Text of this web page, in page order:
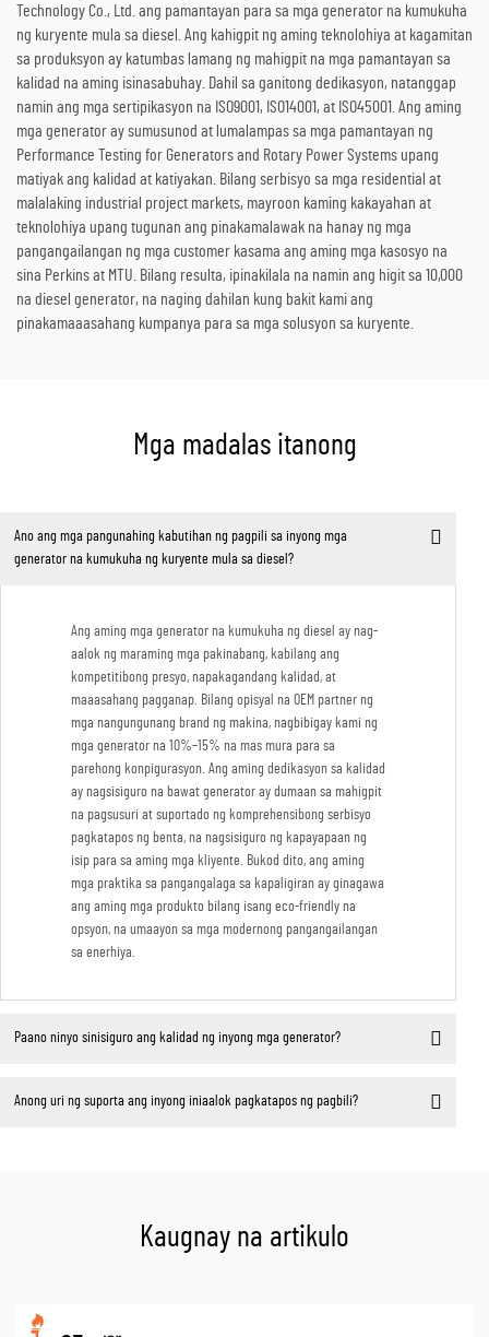
Technology Co., Ltd. ang pamantayan para sa mga generator na kumukuha
ng kuryente mula sa diesel. Ang kahigpit ng aming teknolohiya at kagamitan
sa produksyon ay katumbas lamang ng mahigpit na mga pamantayan sa
kalidad na aming isinasabuhay. Dahil sa ganitong dedikasyon, natanggap
namin ang mga sertipikasyon na ISO9001, ISO14001, at ISO45001. Ang aming
mga generator ay sumusunod at lumalampas sa mga pamantayan ng
Performance Testing for Generators and Rotary Power Systems upang
matiyak ang kalidad at katiyakan. Bilang serbisyo sa mga residential at
malalaking industrial project markets, mayroon kaming kakayahan at
teknolohiya upang tugunan ang pinakamalawak na hanay ng mga
pangangailangan ng mga customer kasama ang aming mga kasosyo na
sina Perkins at MTU. Bilang resulta, ipinakilala na namin ang higit sa 10,000
na diesel generator, na naging dahilan kung bakit kami ang
pinakamaaasahang kumpanya para sa mga solusyon sa kuryente.
Mga madalas itanong
Ano ang mga pangunahing kabutihan ng pagpili sa inyong mga
generator na kumukuha ng kuryente mula sa diesel?
Ang aming mga generator na kumukuha ng diesel ay nag-
aalok ng maraming mga pakinabang, kabilang ang
kompetitibong presyo, napakagandang kalidad, at
maaasahang pagganap. Bilang opisyal na OEM partner ng
mga nangungunang brand ng makina, nagbibigay kami ng
mga generator na 10%–15% na mas mura para sa
parehong konpigurasyon. Ang aming dedikasyon sa kalidad
ay nagsisiguro na bawat generator ay dumaan sa mahigpit
na pagsusuri at suportado ng komprehensibong serbisyo
pagkatapos ng benta, na nagsisiguro ng kapayapaan ng
isip para sa aming mga kliyente. Bukod dito, ang aming
mga praktika sa pangangalaga sa kapaligiran ay ginagawa
ang aming mga produkto bilang isang eco-friendly na
opsyon, na umaayon sa mga modernong pangangailangan
sa enerhiya.
Paano ninyo sinisiguro ang kalidad ng inyong mga generator?
Anong uri ng suporta ang inyong iniaalok pagkatapos ng pagbili?
Kaugnay na artikulo